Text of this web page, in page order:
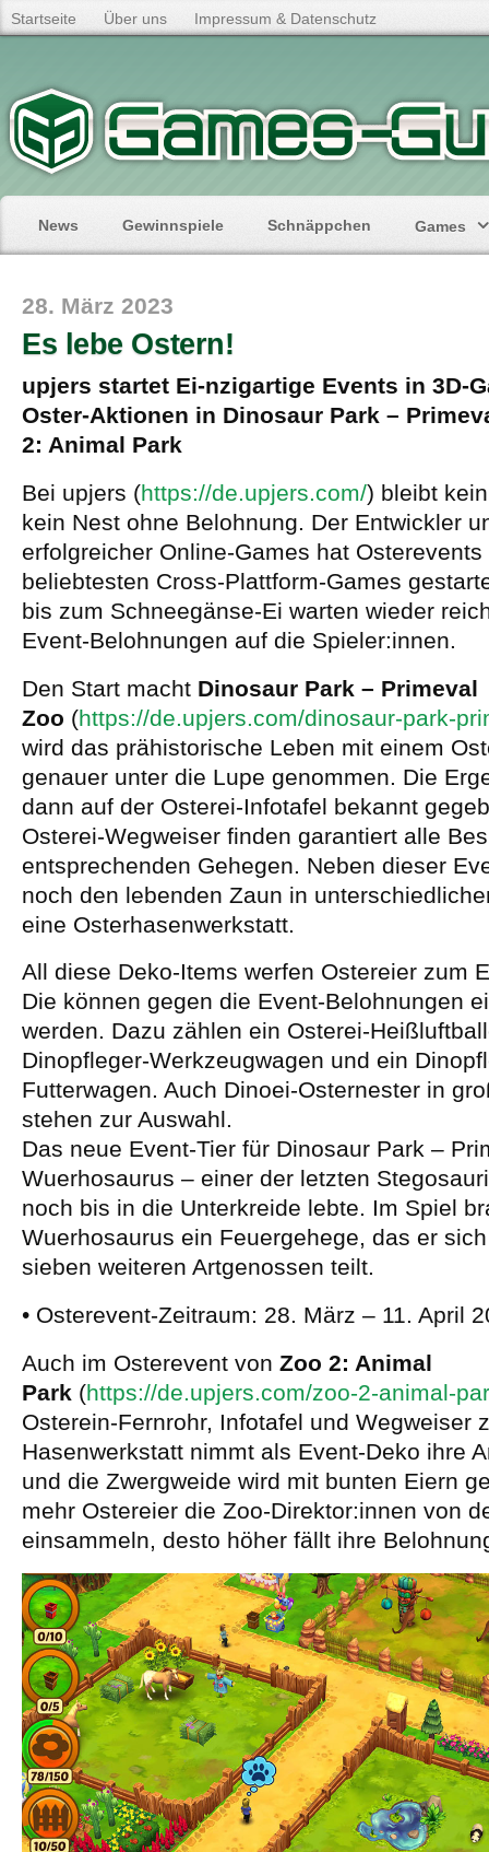
Startseite Über uns Impressum & Datenschutz
News Gewinnspiele Schnäppchen Games
28. März 2023
Es lebe Ostern!
upjers startet Ei-nzigartige Events in 3D-
Oster-Aktionen in Dinosaur Park –
2: Animal Park
Bei upjers (https://de.upjers.com/) bleibt
kein Nest ohne Belohnung. Der Entwickler
erfolgreicher Online-Games hat
beliebtesten Cross-Plattform-Games
bis zum Schneegänse-Ei warten wieder
Event-Belohnungen auf die Spieler:innen.
Den Start macht Dinosaur Park – Primeval
Zoo (https://de.upjers.com/dinosaur-park-
wird das prähistorische Leben mit einem
genauer unter die Lupe genommen. Die
dann auf der Osterei-Infotafel bekannt
Osterei-Wegweiser finden garantiert alle
entsprechenden Gehegen. Neben dieser
noch den lebenden Zaun in
eine Osterhasenwerkstatt.
All diese Deko-Items werfen Ostereier zum
Die können gegen die Event-Belohnungen
werden. Dazu zählen ein Osterei-
Dinopfleger-Werkzeugwagen und ein
Futterwagen. Auch Dinoei-Osternester in
stehen zur Auswahl.
Das neue Event-Tier für Dinosaur Park –
Wuerhosaurus – einer der letzten
noch bis in die Unterkreide lebte. Im Spiel
Wuerhosaurus ein Feuergehege, das er
sieben weiteren Artgenossen teilt.
• Osterevent-Zeitraum: 28. März – 11. April
Auch im Osterevent von Zoo 2: Animal
Park (https://de.upjers.com/zoo-2-animal-
Osterein-Fernrohr, Infotafel und Wegweiser
Hasenwerkstatt nimmt als Event-Deko ihre
und die Zwergweide wird mit bunten Eiern
mehr Ostereier die Zoo-Direktor:innen von
einsammeln, desto höher fällt ihre